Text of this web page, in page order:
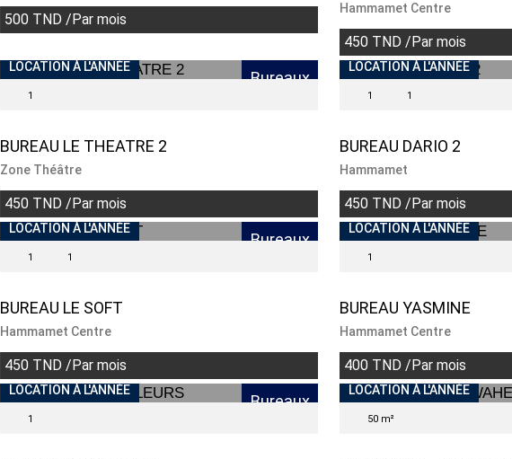
500 TND /Par mois
Hammamet Centre
450 TND /Par mois
INDISPONIBLE
LOCATION À L'ANNÉE
Bureaux
1
BUREAU LE THEATRE 2
Zone Théâtre
450 TND /Par mois
LOCATION À L'ANNÉE
1 1
BUREAU DARIO 2
Hammamet
450 TND /Par mois
INDISPONIBLE
LOCATION À L'ANNÉE
Bureaux
1 1
BUREAU LE SOFT
Hammamet Centre
450 TND /Par mois
INDISPONIBLE
LOCATION À L'ANNÉE
1
BUREAU YASMINE
Hammamet Centre
400 TND /Par mois
INDISPONIBLE
LOCATION À L'ANNÉE
Bureaux
1
INDISPONIBLE
LOCATION À L'ANNÉE
50 m²